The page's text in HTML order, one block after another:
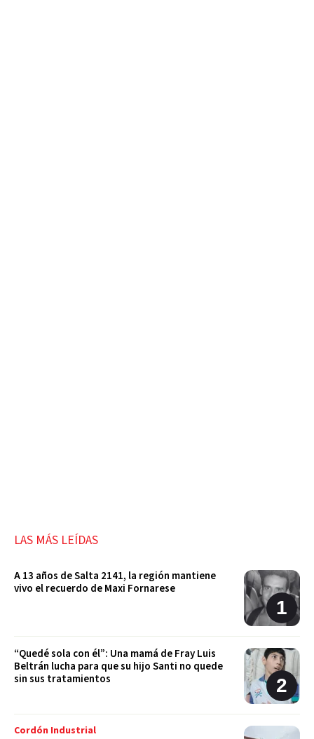
LAS MÁS LEÍDAS
A 13 años de Salta 2141, la región mantiene
vivo el recuerdo de Maxi Fornarese
“Quedé sola con él”: Una mamá de Fray Luis
Beltrán lucha para que su hijo Santi no quede
sin sus tratamientos
Cordón Industrial